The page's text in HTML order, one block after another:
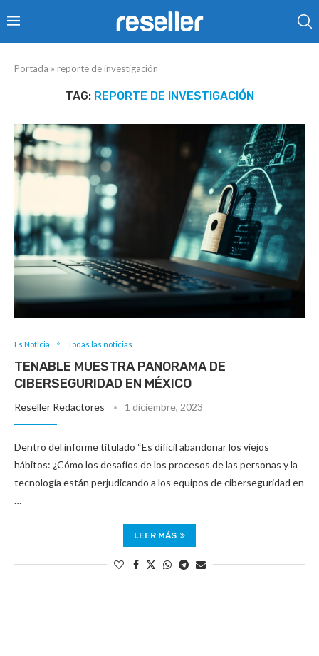
Portada » reporte de investigación
TAG: REPORTE DE INVESTIGACIÓN
Es Noticia Todas las noticias
TENABLE MUESTRA PANORAMA DE
CIBERSEGURIDAD EN MÉXICO
Reseller Redactores 1 diciembre, 2023
Dentro del informe titulado “Es difícil abandonar los viejos
hábitos: ¿Cómo los desafíos de los procesos de las personas y la
tecnología están perjudicando a los equipos de ciberseguridad en
…
LEER MÁS